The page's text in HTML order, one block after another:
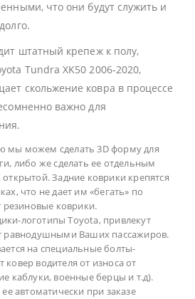
что они будут служить и
штатный крепеж к полу,
Tundra XK50 2006-2020,
скольжение ковра в процессе
важно для
мы можем сделать 3D форму для
либо же сделать ее отдельным
Задние коврики крепятся
что не дает им «бегать» по
резиновые коврики.
логотипы Toyota, привлекут
равнодушными Ваших пассажиров.
на специальные болты-
водителя от износа от
каблуки, военные берцы и т.д).
автоматически при заказе